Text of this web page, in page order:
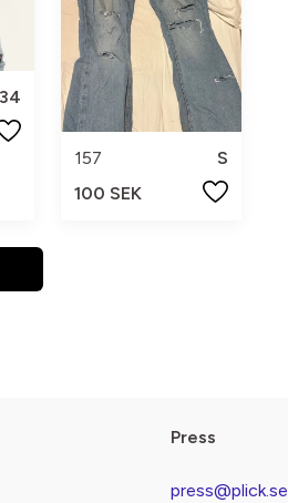
34
157
S
100 SEK
Press
press@plick.se